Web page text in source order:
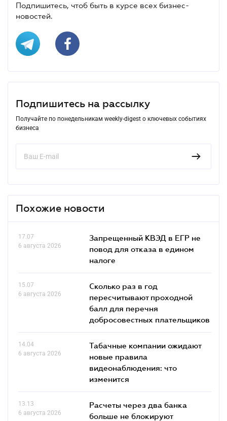
Подпишитесь, чтоб быть в курсе всех бизнес-
новостей.
Подпишитесь на рассылку
Получайте по понедельникам weekly-digest о ключевых событиях
бизнеса
Похожие новости
17.07
6 августа 2026
Запрещенный КВЭД в ЕГР не
повод для отказа в едином
налоге
15.07
6 августа 2026
Сколько раз в год
пересчитывают проходной
балл для перечня
добросовестных плательщиков
14.04
6 августа 2026
Табачные компании ожидают
новые правила
видеонаблюдения: что
изменится
13.13
6 августа 2026
Расчеты через два банка
больше не блокируют